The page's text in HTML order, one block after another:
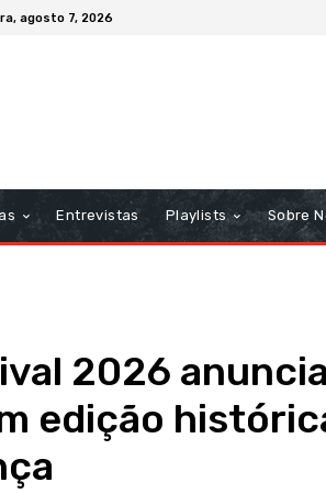
agosto 7, 2026
Entrevistas Playlists Sobre
2026
edição